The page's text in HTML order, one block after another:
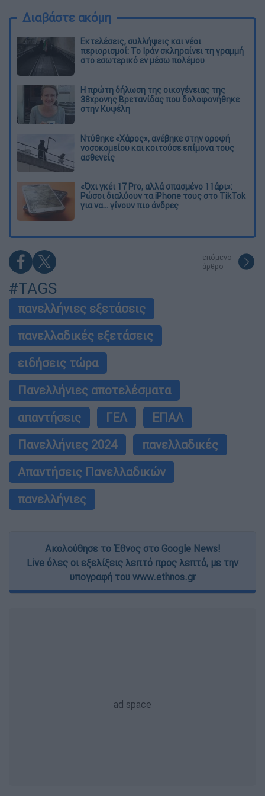
Διαβάστε ακόμη
Εκτελέσεις, συλλήψεις και νέοι
περιορισμοί: Το Ιράν σκληραίνει τη γραμμή
στο εσωτερικό εν μέσω πολέμου
Η πρώτη δήλωση της οικογένειας της
38χρονης Βρετανίδας που δολοφονήθηκε
στην Κυψέλη
Ντύθηκε «Χάρος», ανέβηκε στην οροφή
νοσοκομείου και κοιτούσε επίμονα τους
ασθενείς
«Όχι γκέι 17 Pro, αλλά σπασμένο 11άρι»:
Ρώσοι διαλύουν τα iPhone τους στο TikTok
για να... γίνουν πιο άνδρες
επόμενο
άρθρο
#TAGS
πανελλήνιες εξετάσεις
πανελλαδικές εξετάσεις
ειδήσεις τώρα
Πανελλήνιες αποτελέσματα
απαντήσεις
ΓΕΛ
ΕΠΑΛ
Πανελλήνιες 2024
πανελλαδικές
Απαντήσεις Πανελλαδικών
πανελλήνιες
Ακολούθησε το Έθνος στο Google News!
Live όλες οι εξελίξεις λεπτό προς λεπτό, με την
υπογραφή του www.ethnos.gr